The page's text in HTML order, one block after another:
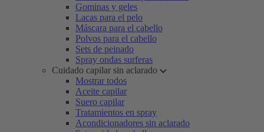
Gominas y geles
Lacas para el pelo
Máscara para el cabello
Polvos para el cabello
Sets de peinado
Spray ondas surferas
Cuidado capilar sin aclarado
Mostrar todos
Aceite capilar
Suero capilar
Tratamientos en spray
Acondicionadores sin aclarado